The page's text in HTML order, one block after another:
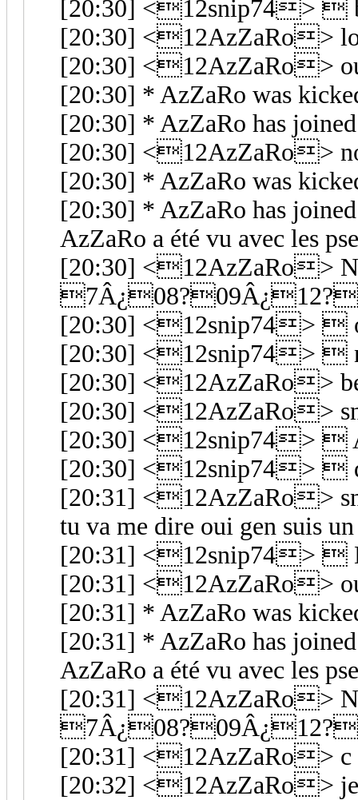
[20:30] <12snip74> 
[20:30] <12AzZaRo>
[20:30] <12AzZaRo>
[20:30] * AzZaRo was
[20:30] * AzZaRo has
[20:30] <12AzZaRo>
[20:30] * AzZaRo was
[20:30] * AzZaRo has
AzZaRo a été vu avec les
[20:30] <12AzZaRo>
[20:30] <12snip74> 
[20:30] <12snip74> 
[20:30] <12AzZaRo>
[20:30] <12AzZaRo>
[20:30] <12snip74> 
[20:30] <12snip74> 
[20:31] <12AzZaRo>
tu va me dire oui gen suis
[20:31] <12snip74> 
[20:31] <12AzZaRo>
[20:31] * AzZaRo was
[20:31] * AzZaRo has
AzZaRo a été vu avec les
[20:31] <12AzZaRo>
[20:31] <12AzZaRo> c
[20:32] <12AzZaRo> je